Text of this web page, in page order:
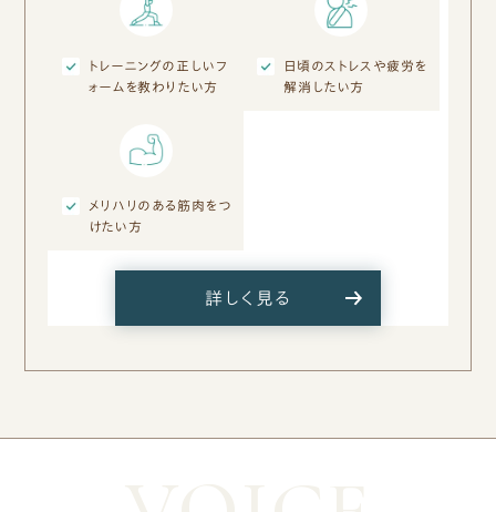
トレーニングの正しいフ
ォームを教わりたい方
日頃のストレスや疲労を
解消したい方
メリハリのある筋肉をつ
けたい方
詳しく見る